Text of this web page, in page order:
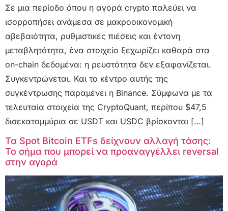
Σε μια περίοδο όπου η αγορά crypto παλεύει να
ισορροπήσει ανάμεσα σε μακροοικονομική
αβεβαιότητα, ρυθμιστικές πιέσεις και έντονη
μεταβλητότητα, ένα στοιχείο ξεχωρίζει καθαρά στα
on-chain δεδομένα: η ρευστότητα δεν εξαφανίζεται.
Συγκεντρώνεται. Και το κέντρο αυτής της
συγκέντρωσης παραμένει η Binance. Σύμφωνα με τα
τελευταία στοιχεία της CryptoQuant, περίπου $47,5
δισεκατομμύρια σε USDT και USDC βρίσκονται […]
Τα Spot Bitcoin ETFs δείχνουν αλλαγή τάσης:
Το σήμα που μπορεί να προαναγγέλλει reversal
στην αγορά